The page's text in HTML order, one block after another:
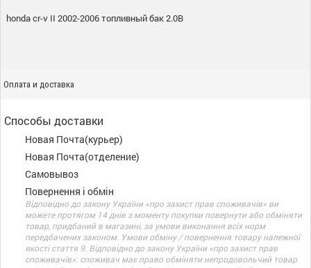
honda cr-v II 2002-2006 топливный бак 2.0B
Оплата и доставка
Способы доставки
Новая Почта(курьер)
Новая Почта(отделение)
Самовывоз
Повернення і обмін
Відповідно до закону України «про захист прав споживачів» ви
можете протягом 14 днів з моменту покупки повернути або обміняти
товар, придбаний в магазині, за умови виконання всіх норм
передбачених законом. Умови обміну / повернення товару належної
якості стаття 9. Відповідно до закону України «про захист прав
споживачів»: споживач має право обміняти непродовольчий товар